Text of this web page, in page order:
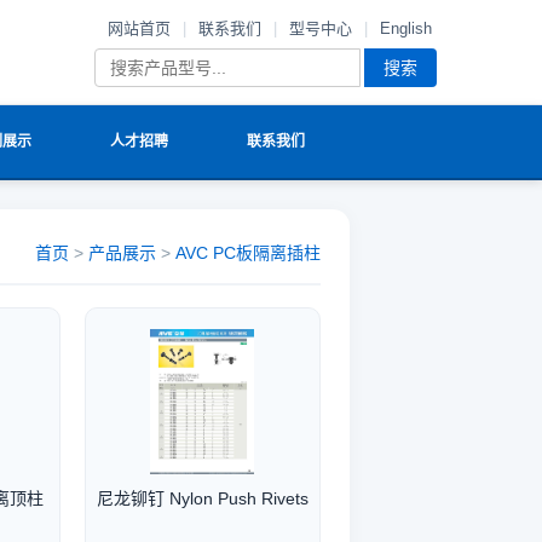
网站首页 联系我们 型号中心 English
搜索
示 人才招聘 联系我们
首页 > 产品展示 > AVC PC板隔离插柱
顶柱 尼龙铆钉 Nylon Push Rivets